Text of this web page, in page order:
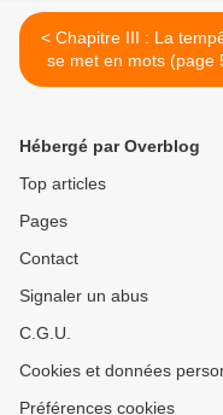
< Chapitre III : La tempête
se met en mots (page
Hébergé par Overblog
Top articles
Pages
Contact
Signaler un abus
C.G.U.
Cookies et données
Préférences cookies